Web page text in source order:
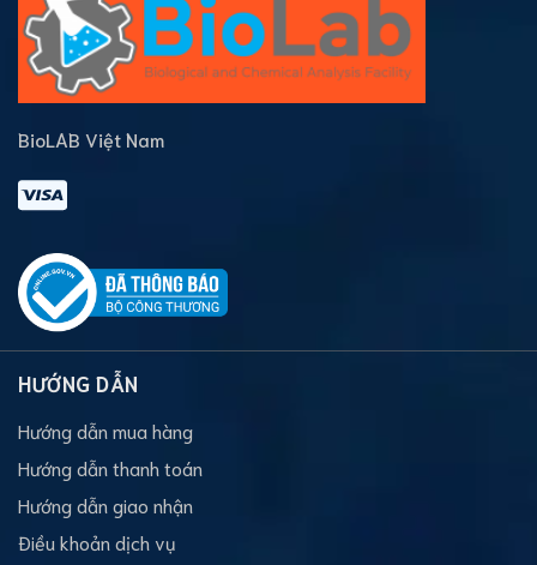
BioLAB Việt Nam
HƯỚNG DẪN
Hướng dẫn mua hàng
Hướng dẫn thanh toán
Hướng dẫn giao nhận
Điều khoản dịch vụ